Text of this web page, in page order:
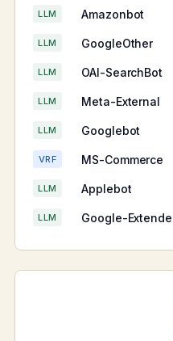
Amazonbot
LLM
GoogleOther
LLM
OAI-SearchBot
LLM
Meta-External
LLM
Googlebot
LLM
MS-Commerce
VRF
Applebot
LLM
Google-
LLM